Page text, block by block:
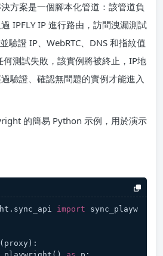
方案是一個腳本化管道：該管道負
IPFLY IP 進行路由，訪問洩漏測試
驗證 IP、WebRTC、DNS 和指紋值
測試失敗，該實例將被終止，IP地
驗證、確認無問題的實例才能進入
的簡易 Python 示例，用於演示
import sync_playw
( proxy ):